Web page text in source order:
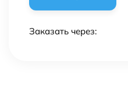
Заказать через: